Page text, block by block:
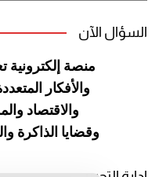
السؤال الآن
منصة إلكترونية
والأفكار
والاقتصاد
وقضايا الذاكرة